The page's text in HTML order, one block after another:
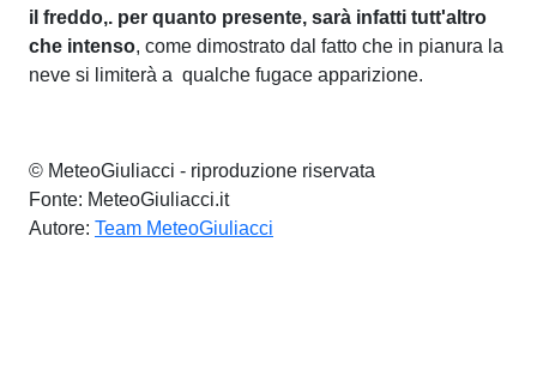
il freddo,. per quanto presente, sarà infatti tutt'altro
che intenso, come dimostrato dal fatto che in pianura la
neve si limiterà a qualche fugace apparizione.
© MeteoGiuliacci - riproduzione riservata
Fonte: MeteoGiuliacci.it
Autore: Team MeteoGiuliacci